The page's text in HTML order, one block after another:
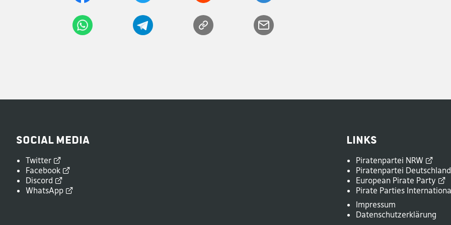
Social Media
Twitter
Facebook
Discord
WhatsApp
Links
Piratenpartei NRW
Piratenpartei Deutschland
European Pirate Party
Pirate Parties
Impressum
Datenschutzerklärung